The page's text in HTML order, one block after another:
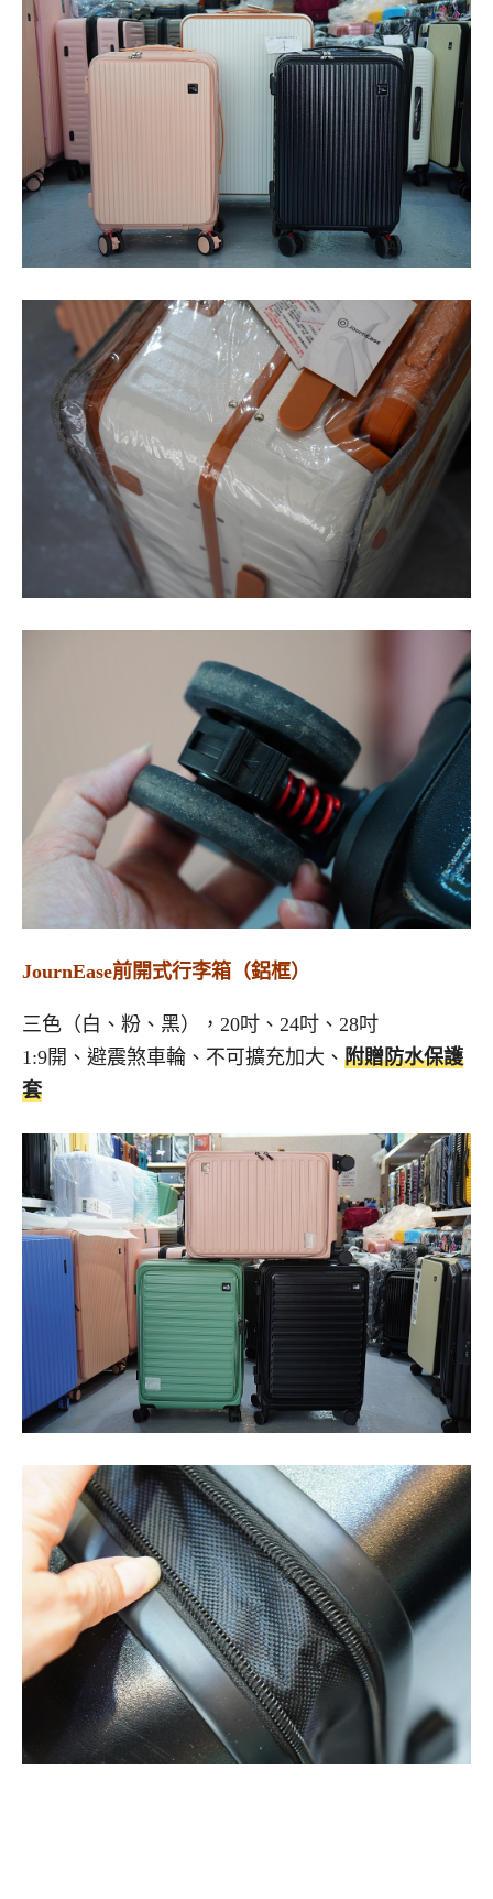
JournEase前開式行李箱（鋁框）
三色（白、粉、黑），20吋、24吋、28吋
1:9開、避震煞車輪、不可擴充加大、 附贈防水保護
套